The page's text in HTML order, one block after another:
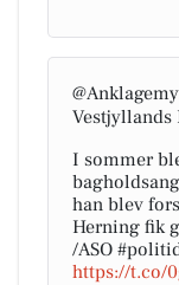
Vestjyllands
I sommer
han blev
Herning fik
/ASO
https://t.co/